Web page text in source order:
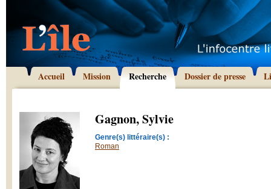
Accueil Mission Recherche Dossier de presse
Gagnon, Sylvie
Genre(s) littéraire(s) :
Roman